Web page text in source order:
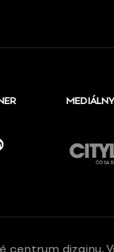
centrum dizajnu,